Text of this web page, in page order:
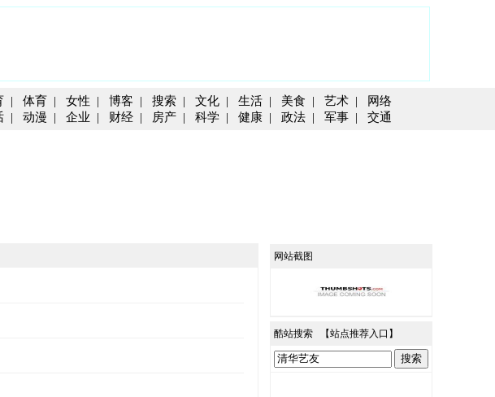
| 体育 | 女性 | 博客 | 搜索 | 文化 | 生活 | 美食 | 艺术 |
网络
| 动漫 | 企业 | 财经 | 房产 | 科学 | 健康 | 政法 | 军事 | 交通
网站截图
酷站搜索 【站点推荐入口 】